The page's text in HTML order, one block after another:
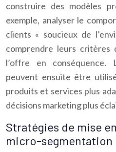
construire des modèles
exemple, analyser le
clients « soucieux de
comprendre leurs critères
l’offre en conséquence.
peuvent ensuite être
produits et services plus
décisions marketing plus
Stratégies de mise
micro-segmentation